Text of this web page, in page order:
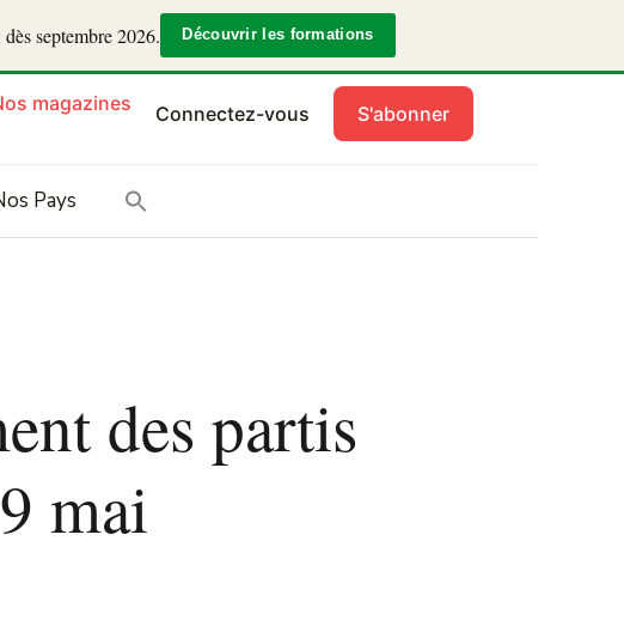
septembre 2026. Découvrir les formations
magazines Connectez-vous S'abonner
Pays
des partis
mai